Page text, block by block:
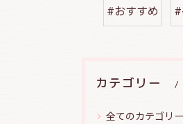
#おすすめ
カテゴリー
全てのカテゴリー